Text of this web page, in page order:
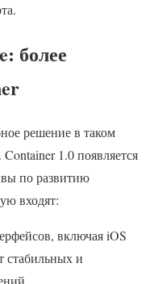
более
решение в таком
1.0 появляется
по развитию
входят:
включая iOS
стабильных и